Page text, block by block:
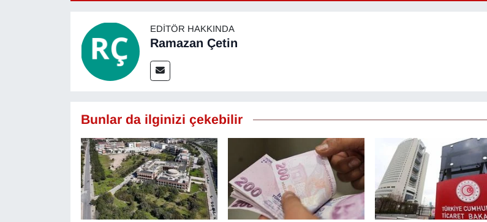
EDITÖR HAKKINDA
Ramazan Çetin
Bunlar da ilginizi çekebilir